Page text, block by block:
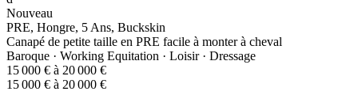
Nouveau
PRE, Hongre, 5 Ans, Buckskin
Canapé de petite taille en PRE facile à monter à cheval
Baroque · Working Equitation · Loisir · Dressage
15 000 € à 20 000 €
15 000 € à 20 000 €